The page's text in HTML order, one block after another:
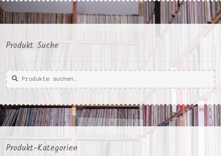
Produkt Suche
Suche
nach:
Suche
Produkt-Kategorien